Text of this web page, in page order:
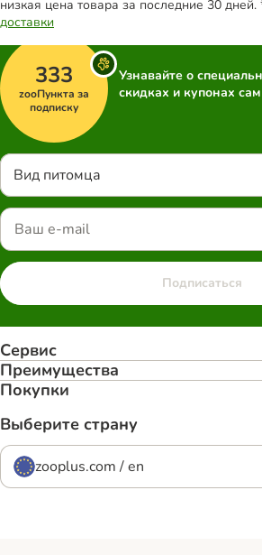
низкая цена товара за последние 30 дней.
доставки
333
zooПункта за
подписку
Узнавайте о
скидках и купонах
Вид питомца
Подписаться
Сервис
Преимуществa
Покупки
Выберите страну
zooplus.com / en